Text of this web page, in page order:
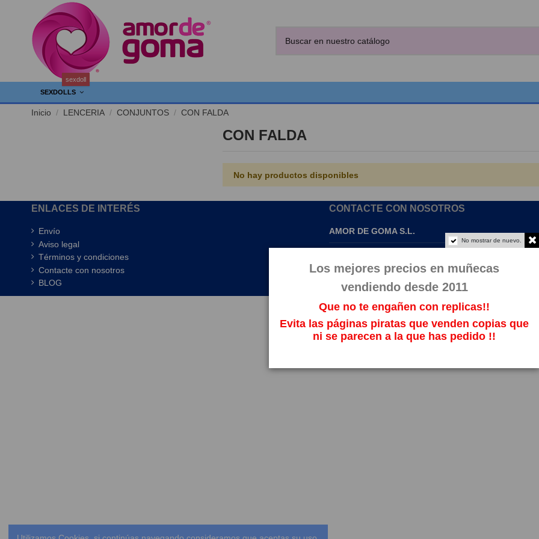
SEXDOLLS
sexdoll
Inicio LENCERIA CONJUNTOS CON FALDA
CON FALDA
No hay productos disponibles
ENLACES DE INTERÉS
Envío
Aviso legal
Términos y condiciones
Contacte con nosotros
BLOG
CONTACTE CON NOSOTROS
AMOR DE GOMA S.L.
No mostrar de nuevo.
Los mejores precios en muñecas
vendiendo desde 2011
Que no te engañen con replicas!!
Evita las páginas piratas que venden copias que
ni se parecen a la que has pedido !!